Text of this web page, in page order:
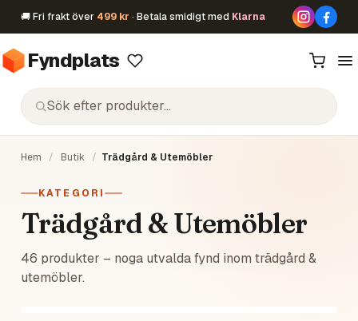
🚚 Fri frakt över 499 kr · Betala smidigt med Klarna
Fyndplats
Hem / Butik / Trädgård & Utemöbler
KATEGORI
Trädgård & Utemöbler
46 produkter – noga utvalda fynd inom trädgård &
utemöbler.